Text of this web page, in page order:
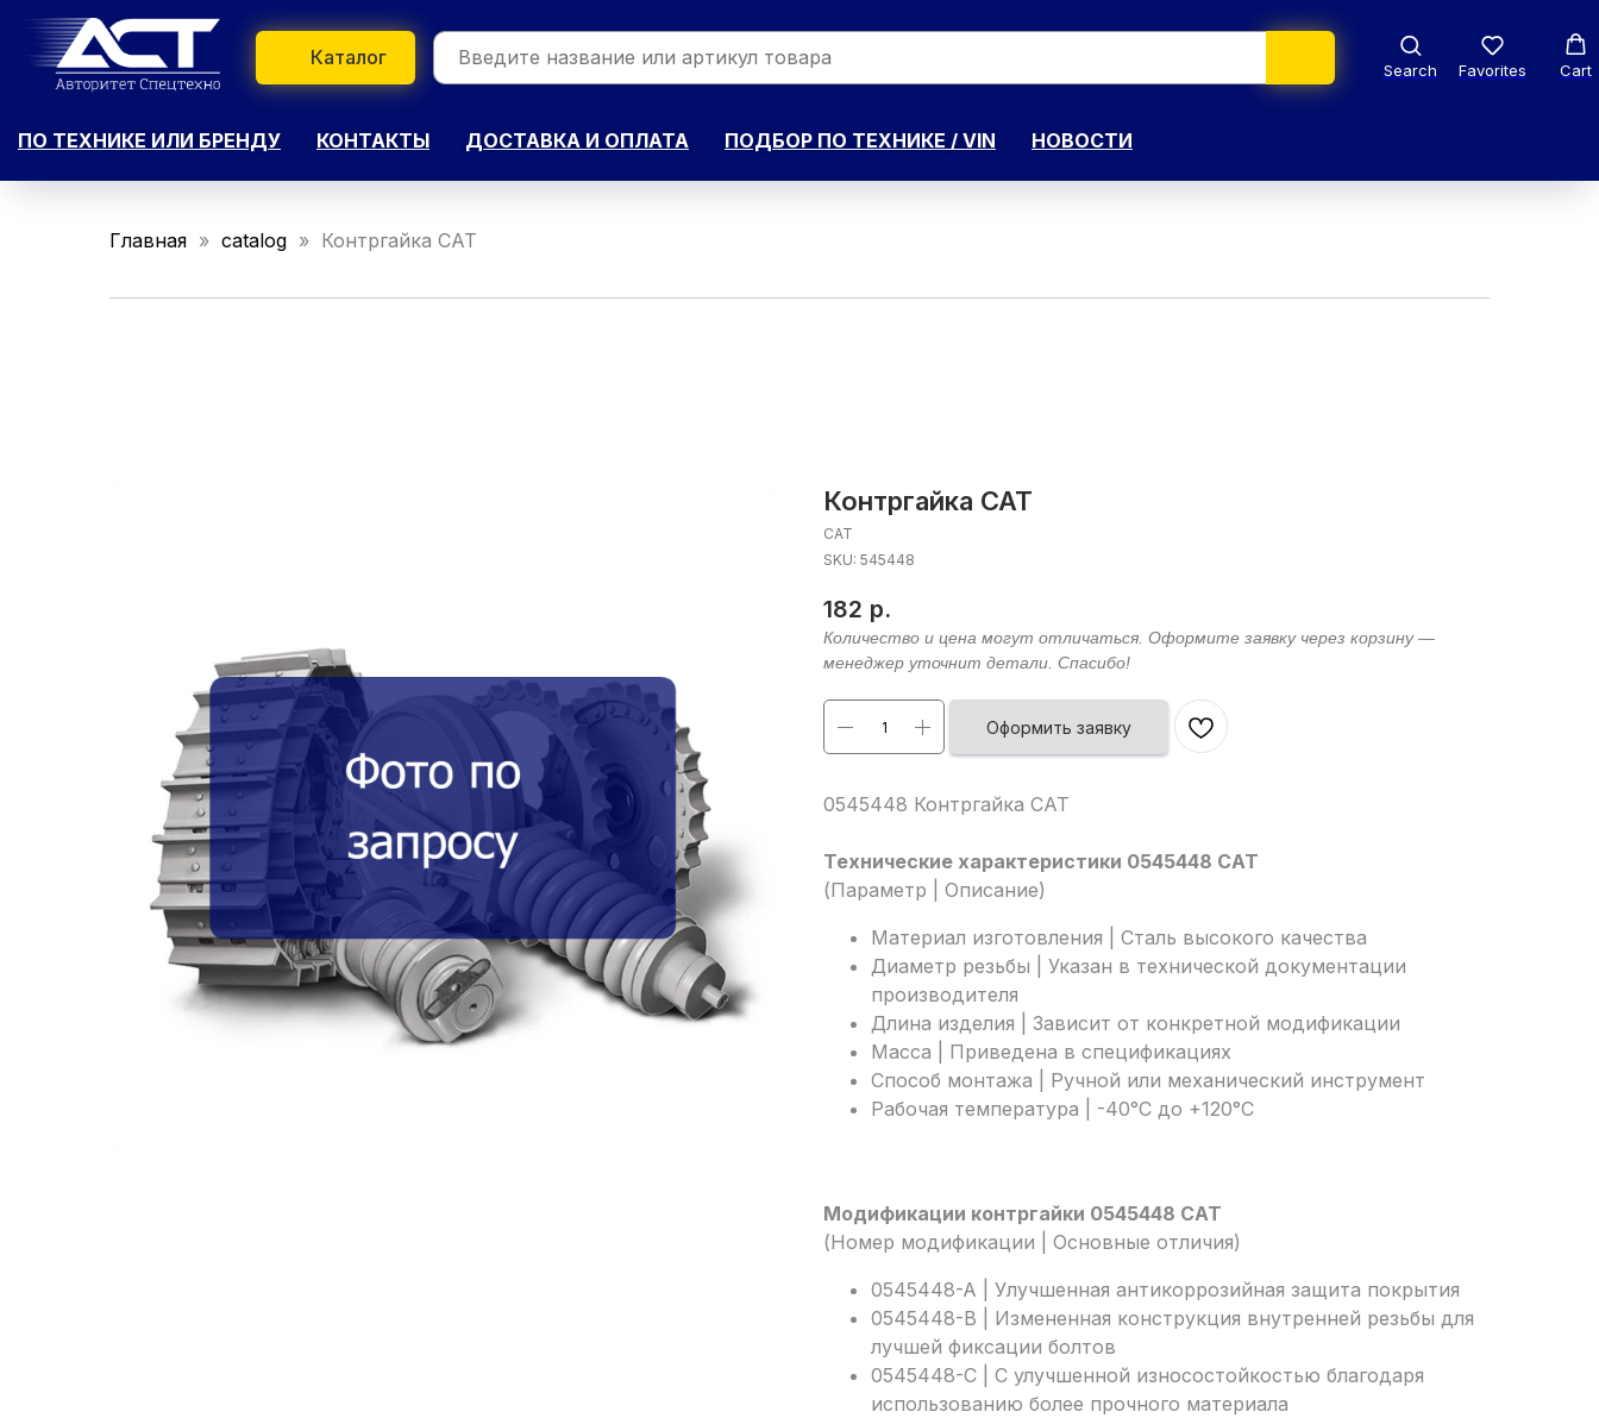
Каталог
Search Favorites Cart
ПО ТЕХНИКЕ ИЛИ БРЕНДУ КОНТАКТЫ ДОСТАВКА И ОПЛАТА ПОДБОР ПО ТЕХНИКЕ / VIN НОВОСТИ
Главная catalog Контргайка CAT
Контргайка CAT
CAT
SKU: 545448
182 р.
Оформить заявку
0545448 Контргайка CAT
Технические характеристики 0545448 CAT
(Параметр | Описание)
Материал изготовления | Сталь высокого качества
Диаметр резьбы | Указан в технической документации
производителя
Длина изделия | Зависит от конкретной модификации
Масса | Приведена в спецификациях
Способ монтажа | Ручной или механический инструмент
Рабочая температура | -40°C до +120°C
Модификации контргайки 0545448 CAT
(Номер модификации | Основные отличия)
0545448-A | Улучшенная антикоррозийная защита покрытия
0545448-B | Измененная конструкция внутренней резьбы для
лучшей фиксации болтов
0545448-C | С улучшенной износостойкостью благодаря
использованию более прочного материала